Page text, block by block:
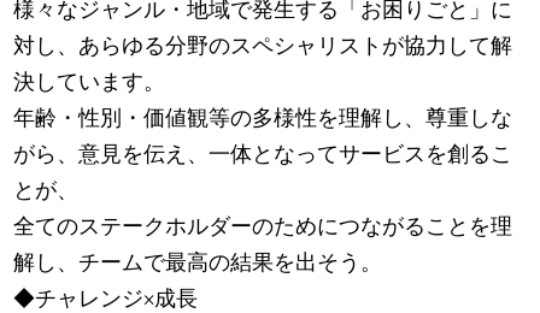
様々なジャンル・地域で発生する「お困りごと」に
対し、あらゆる分野のスペシャリストが協力して解
決しています。
年齢・性別・価値観等の多様性を理解し、尊重しな
がら、意見を伝え、一体となってサービスを創るこ
とが、
全てのステークホルダーのためにつながることを理
解し、チームで最高の結果を出そう。
◆チャレンジ×成長